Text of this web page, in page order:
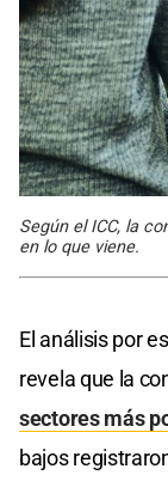
Según el ICC, la
en lo que viene.
El análisis por
revela que la
sectores más
bajos